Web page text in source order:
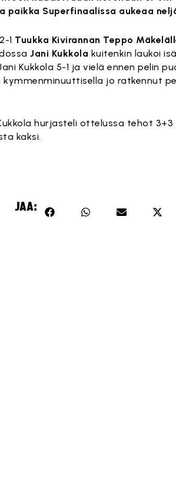
paikka Superfinaalissa aukeaa
1 Tuukka Kivirannan Teppo
Jani Kukkola kuitenkin laukoi
Kukkola 5-1 ja vielä ennen pelin
kymmenminuuttisella jo ratkennut
hurjasteli ottelussa tehot 3+3
kaksi.
JAA: